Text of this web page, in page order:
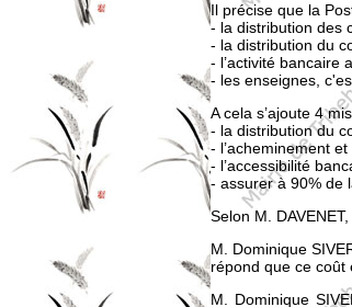
Il précise que la
- la distribution des
- la distribution du
- l’activité bancaire
- les enseignes,
A cela s’ajoute 4
- la distribution du
- l’acheminement
- l’accessibilité
- assurer à 90% de
Selon M.
M. Dominique
répond que ce coût
M. Dominique